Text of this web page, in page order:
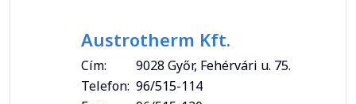
Austrotherm Kft.
Cím:
9028 Győr, Fehérvári u. 75.
Telefon: 96/515-114